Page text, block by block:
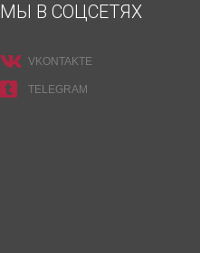
МЫ В СОЦСЕТЯХ
VKONTAKTE
TELEGRAM